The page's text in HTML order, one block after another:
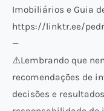
Imobiliários e Guia
https://linktr.ee/
—
⚠️​Lembrando que
recomendações de
decisões e